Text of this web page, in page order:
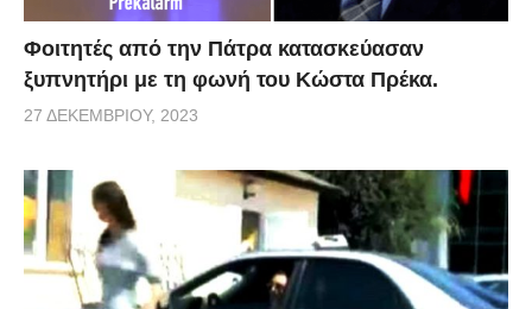
Φοιτητές από την Πάτρα κατασκεύασαν
ξυπνητήρι με τη φωνή του Κώστα Πρέκα.
27 ΔΕΚΕΜΒΡΊΟΥ, 2023